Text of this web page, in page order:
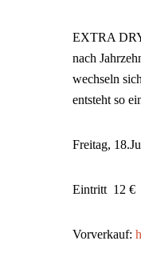
EXTRA
nach
wechseln
entsteht so
Freitag,
Eintritt 12 €
Vorverkauf: